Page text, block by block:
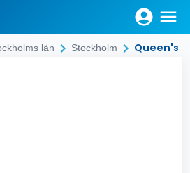
län Stockholm Queen's